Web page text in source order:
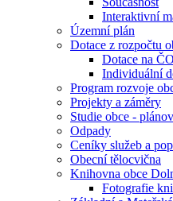
Interaktivní
Územní plán
Dotace z rozpočtu
Dotace na
Individuální
Program rozvoje
Projekty a záměry
Studie obce -
Odpady
Ceníky služeb a
Obecní tělocvična
Knihovna obce
Fotografie